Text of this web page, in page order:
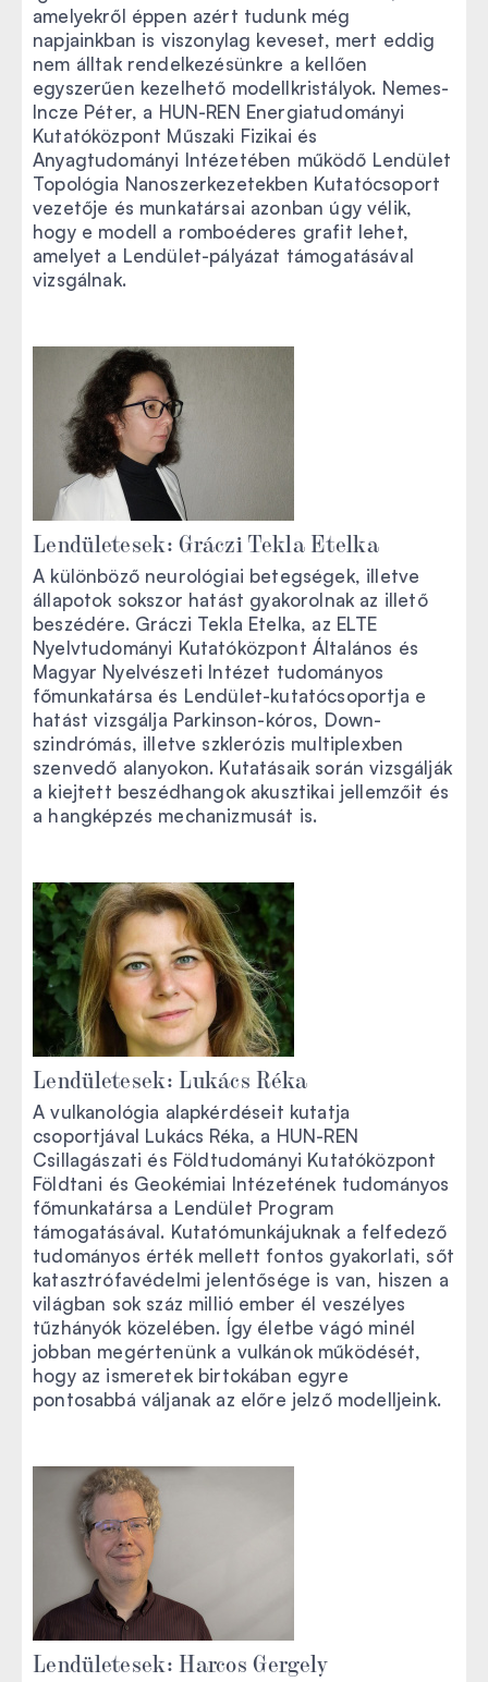
amelyekről éppen azért tudunk még
napjainkban is viszonylag keveset, mert eddig
nem álltak rendelkezésünkre a kellően
egyszerűen kezelhető modellkristályok. Nemes-
Incze Péter, a HUN-REN Energiatudományi
Kutatóközpont Műszaki Fizikai és
Anyagtudományi Intézetében működő Lendület
Topológia Nanoszerkezetekben Kutatócsoport
vezetője és munkatársai azonban úgy vélik,
hogy e modell a romboéderes grafit lehet,
amelyet a Lendület-pályázat támogatásával
vizsgálnak.
Lendületesek: Gráczi Tekla Etelka
A különböző neurológiai betegségek, illetve
állapotok sokszor hatást gyakorolnak az illető
beszédére. Gráczi Tekla Etelka, az ELTE
Nyelvtudományi Kutatóközpont Általános és
Magyar Nyelvészeti Intézet tudományos
főmunkatársa és Lendület-kutatócsoportja e
hatást vizsgálja Parkinson-kóros, Down-
szindrómás, illetve szklerózis multiplexben
szenvedő alanyokon. Kutatásaik során vizsgálják
a kiejtett beszédhangok akusztikai jellemzőit és
a hangképzés mechanizmusát is.
Lendületesek: Lukács Réka
A vulkanológia alapkérdéseit kutatja
csoportjával Lukács Réka, a HUN-REN
Csillagászati és Földtudományi Kutatóközpont
Földtani és Geokémiai Intézetének tudományos
főmunkatársa a Lendület Program
támogatásával. Kutatómunkájuknak a felfedező
tudományos érték mellett fontos gyakorlati, sőt
katasztrófavédelmi jelentősége is van, hiszen a
világban sok száz millió ember él veszélyes
tűzhányók közelében. Így életbe vágó minél
jobban megértenünk a vulkánok működését,
hogy az ismeretek birtokában egyre
pontosabbá váljanak az előre jelző modelljeink.
Lendületesek: Harcos Gergely